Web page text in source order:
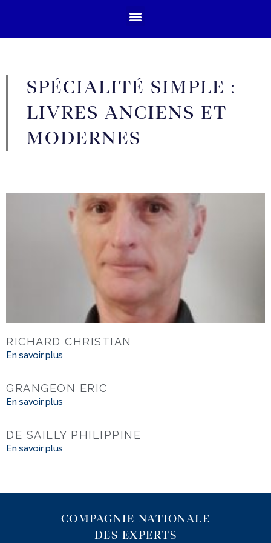
SPÉCIALITÉ SIMPLE :
LIVRES ANCIENS ET
MODERNES
RICHARD CHRISTIAN
En savoir plus
GRANGEON ERIC
En savoir plus
DE SAILLY PHILIPPINE
En savoir plus
COMPAGNIE NATIONALE
DES EXPERTS